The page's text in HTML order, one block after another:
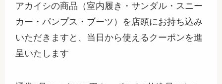
アカイシの商品（室内履き・サンダル・スニー
カー・パンプス・ブーツ）を店頭にお持ち込み
いただきますと、当日から使えるクーポンを進
呈いたします